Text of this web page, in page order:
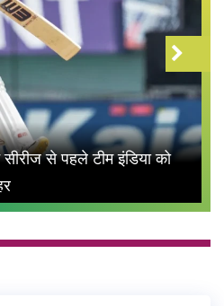
से पहले टीम इंडिया को